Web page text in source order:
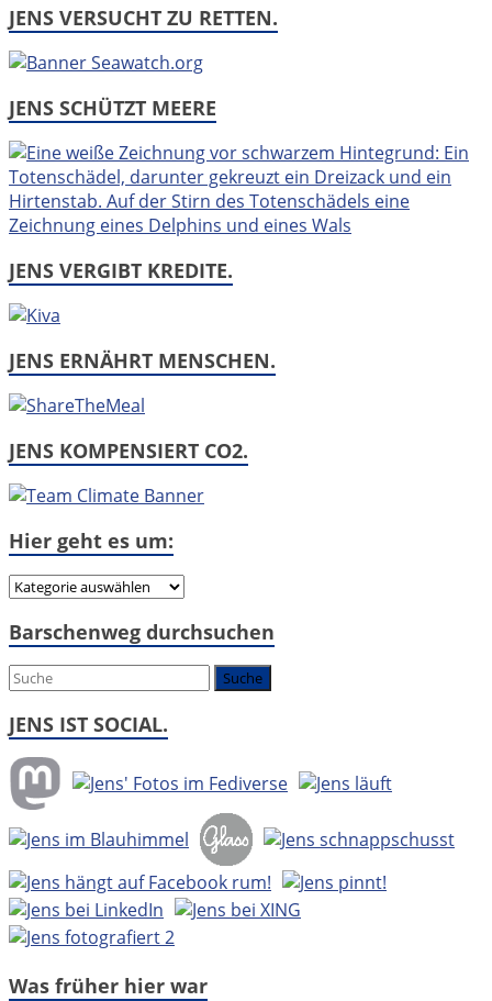
JENS VERSUCHT ZU RETTEN.
JENS SCHÜTZT MEERE
JENS VERGIBT KREDITE.
JENS ERNÄHRT MENSCHEN.
JENS KOMPENSIERT CO2.
Hier geht es um:
Hier
es
Barschenweg durchsuchen
JENS IST SOCIAL.
Was früher hier war